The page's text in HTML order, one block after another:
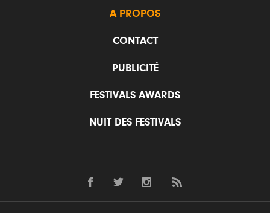
A PROPOS
CONTACT
PUBLICITÉ
FESTIVALS AWARDS
NUIT DES FESTIVALS